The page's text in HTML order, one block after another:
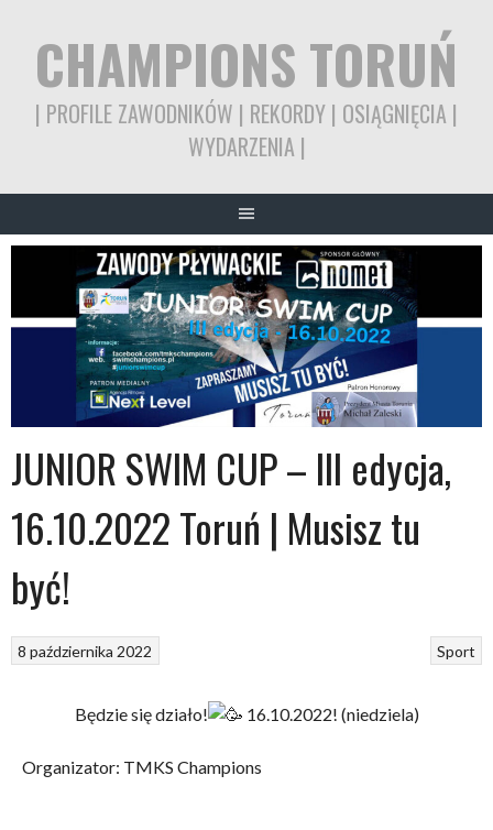
CHAMPIONS TORUŃ
| PROFILE ZAWODNIKÓW | REKORDY | OSIĄGNIĘCIA |
WYDARZENIA |
JUNIOR SWIM CUP – III edycja,
16.10.2022 Toruń | Musisz tu
być!
Sport
8 października 2022
Będzie się działo! 16.10.2022! (niedziela)
Organizator: TMKS Champions